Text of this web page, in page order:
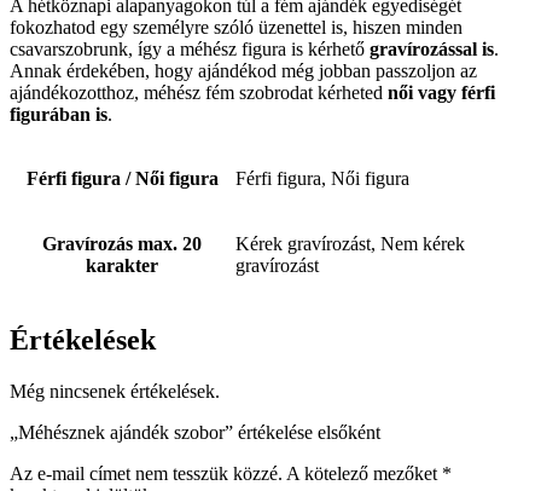
A hétköznapi alapanyagokon túl a fém ajándék egyediségét
fokozhatod egy személyre szóló üzenettel is, hiszen minden
csavarszobrunk, így a méhész figura is kérhető gravírozással is.
Annak érdekében, hogy ajándékod még jobban passzoljon az
ajándékozotthoz, méhész fém szobrodat kérheted női vagy férfi
figurában is.
Férfi figura / Női figura Férfi figura, Női figura
Gravírozás max. 20
karakter
Kérek gravírozást, Nem kérek
gravírozást
Értékelések
Még nincsenek értékelések.
„Méhésznek ajándék szobor” értékelése elsőként
Az e-mail címet nem tesszük közzé. A kötelező mezőket *